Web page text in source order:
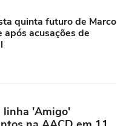
quinta futuro de Marco
após acusações de
linha 'Amigo'